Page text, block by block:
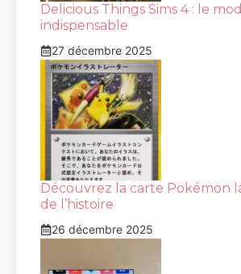
Delicious Things Sims 4 : le
indispensable
27 décembre 2025
Découvrez la carte Pokémon
de l’histoire
26 décembre 2025